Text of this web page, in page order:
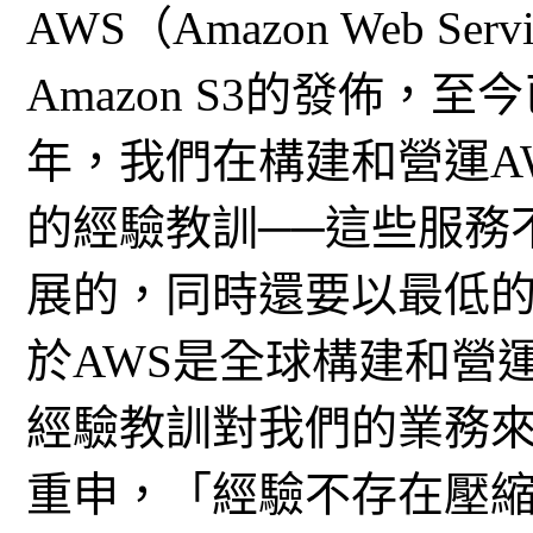
AWS（Amazon Web
Amazon S3的發佈，至
年，我們在構建和營運
的經驗教訓──這些服務
展的，同時還要以最低
於AWS是全球構建和營
經驗教訓對我們的業務
重申，「經驗不存在壓